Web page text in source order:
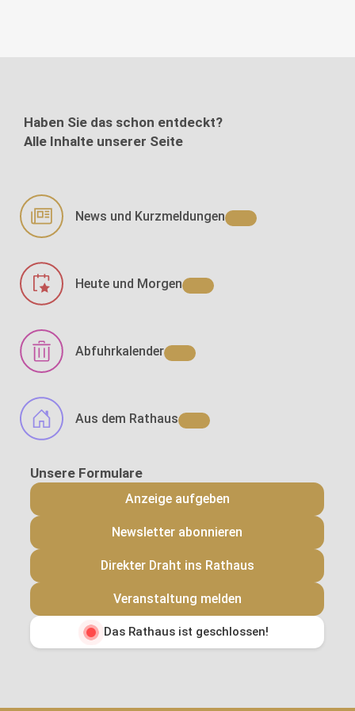
Haben Sie das schon entdeckt?
Alle Inhalte unserer Seite
News und Kurzmeldungen
Heute und Morgen
Abfuhrkalender
Aus dem Rathaus
Anzeige aufgeben
Newsletter abonnieren
Direkter Draht ins Rathaus
Veranstaltung melden
Das Rathaus ist geschlossen!